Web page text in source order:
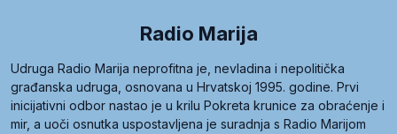
Radio Marija
Udruga Radio Marija neprofitna je, nevladina i nepolitička
građanska udruga, osnovana u Hrvatskoj 1995. godine. Prvi
inicijativni odbor nastao je u krilu Pokreta krunice za obraćenje i
mir, a uoči osnutka uspostavljena je suradnja s Radio Marijom